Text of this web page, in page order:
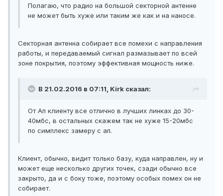
Полагаю, что радио на большой секторной антенне
не может быть хуже или таким же как и на наносе.
Секторная антенна собирает все помехи с направления
работы, и передаваемый сигнал размазывает по всей
зоне покрытия, поэтому эффективная мощность ниже.
В 21.02.2016 в 07:11, Kirk сказал:
От Ап клиенту все отлично в лучших линках до 30-
40мбс, в остальных скажем так не хуже 15-20мбс
по симплекс замеру с ап.
Клиент, обычно, видит только базу, куда направлен, ну и
может еще несколько других точек, сзади обычно все
закрыто, да и с боку тоже, поэтому особых помех он не
собирает.